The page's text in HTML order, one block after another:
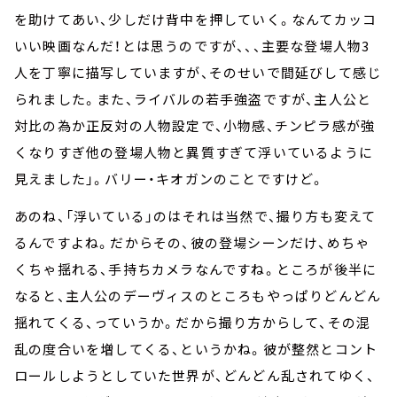
を助けてあい、少しだけ背中を押していく。なんてカッコ
いい映画なんだ！とは思うのですが、、、主要な登場人物3
人を丁寧に描写していますが、そのせいで間延びして感じ
られました。また、ライバルの若手強盗ですが、主人公と
対比の為か正反対の人物設定で、小物感、チンピラ感が強
くなりすぎ他の登場人物と異質すぎて浮いているように
見えました」。バリー・キオガンのことですけど。
あのね、「浮いている」のはそれは当然で、撮り方も変えて
るんですよね。だからその、彼の登場シーンだけ、めちゃ
くちゃ揺れる、手持ちカメラなんですね。ところが後半に
なると、主人公のデーヴィスのところもやっぱりどんどん
揺れてくる、っていうか。だから撮り方からして、その混
乱の度合いを増してくる、というかね。彼が整然とコント
ロールしようとしていた世界が、どんどん乱されてゆく、